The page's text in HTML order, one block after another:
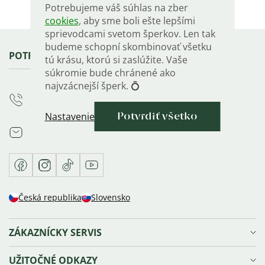
Potrebujeme váš súhlas na zber
cookies, aby sme boli ešte lepšími
sprievodcami svetom šperkov. Len tak
budeme schopní skombinovať všetku
tú krásu, ktorú si zaslúžite. Vaše
súkromie bude chránené ako
najvzácnejší šperk. 💍
Nastavenie Potvrdiť všetko
Zápätie
POTREBUJETE PORADIŤ?
+421 222 205 405
Volajte PO-PIA 9-17 h
olivie.sk
FacebookInstagram
TikTokYoutube
Česká republika Slovensko
ZÁKAZNÍCKY SERVIS
Doprava a platba
UŽITOČNÉ ODKAZY